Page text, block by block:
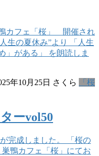
カフェ「桜」 開催され
生の夏休み”より 「人生
」がある」 を朗読しま
年10月25日 さくら
「桜
ーvol50
完成しました。 「桜の
鴨カフェ「桜」にてお